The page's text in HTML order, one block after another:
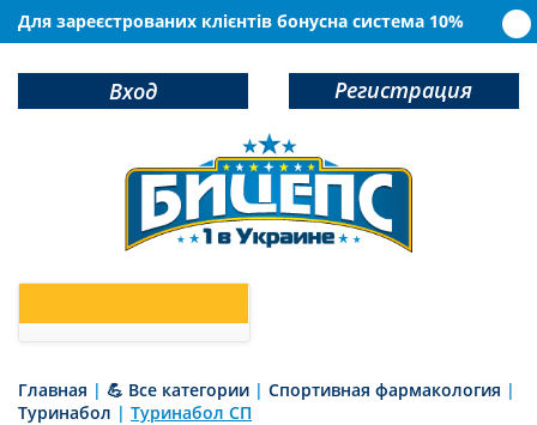
Для зареєстрованих клієнтів бонусна система 10%
Вход Регистрация
Главная | 💪 Все категории | Спортивная фармакология |
Туринабол | Туринабол СП